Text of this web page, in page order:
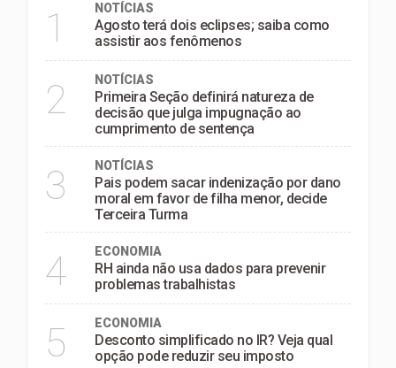
1 NOTÍCIAS
Agosto terá dois eclipses; saiba como
assistir aos fenômenos
2 NOTÍCIAS
Primeira Seção definirá natureza de
decisão que julga impugnação ao
cumprimento de sentença
3 NOTÍCIAS
Pais podem sacar indenização por dano
moral em favor de filha menor, decide
Terceira Turma
4 ECONOMIA
RH ainda não usa dados para prevenir
problemas trabalhistas
5 ECONOMIA
Desconto simplificado no IR? Veja qual
opção pode reduzir seu imposto